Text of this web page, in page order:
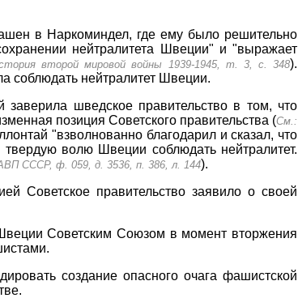
в Наркоминдел, где ему было решительно
нейтралитета Швеции" и "выражает
второй мировой войны 1939-1945, т. 3, с. 348).
соблюдать нейтралитет Швеции.
шведское правительство в том, что
позиция Советского правительства (См.:
"взволнованно благодарил и сказал, что
твердую волю Швеции соблюдать нейтралитет.
СССР, ф. 059, д. 3536, п. 386, л. 144).
Советское правительство заявило о своей
Советским Союзом в момент вторжения
создание опасного очага фашистской